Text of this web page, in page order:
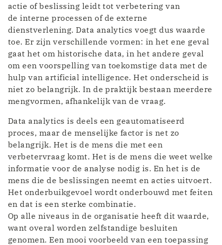
actie of beslissing leidt tot verbetering van
de interne processen of de externe
dienstverlening. Data analytics voegt dus waarde
toe. Er zijn verschillende vormen: in het ene geval
gaat het om historische data, in het andere geval
om een voorspelling van toekomstige data met de
hulp van artificial intelligence. Het onderscheid is
niet zo belangrijk. In de praktijk bestaan meerdere
mengvormen, afhankelijk van de vraag.
Data analytics is deels een geautomatiseerd
proces, maar de menselijke factor is net zo
belangrijk. Het is de mens die met een
verbetervraag komt. Het is de mens die weet welke
informatie voor de analyse nodig is. En het is de
mens die de beslissingen neemt en acties uitvoert.
Het onderbuikgevoel wordt onderbouwd met feiten
en dat is een sterke combinatie.
Op alle niveaus in de organisatie heeft dit waarde,
want overal worden zelfstandige besluiten
genomen. Een mooi voorbeeld van een toepassing